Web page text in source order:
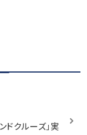
ドクルーズ」実